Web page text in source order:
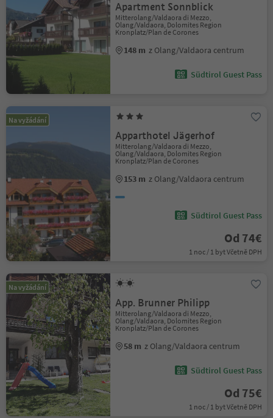
Apartment Sonnblick
Mitterolang/Valdaora di Mezzo,
Olang/Valdaora, Dolomites Region
Kronplatz/Plan de Corones
148 m z Olang/Valdaora centrum
Südtirol Guest Pass
Na vyžádání
Apparthotel Jägerhof
Mitterolang/Valdaora di Mezzo,
Olang/Valdaora, Dolomites Region
Kronplatz/Plan de Corones
153 m z Olang/Valdaora centrum
Südtirol Guest Pass
Od 74€
1 noc / 1 byt Včetně DPH
Na vyžádání
App. Brunner Philipp
Mitterolang/Valdaora di Mezzo,
Olang/Valdaora, Dolomites Region
Kronplatz/Plan de Corones
58 m z Olang/Valdaora centrum
Südtirol Guest Pass
Od 75€
1 noc / 1 byt Včetně DPH